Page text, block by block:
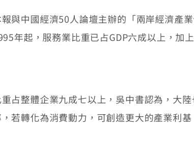
中國經濟50人論壇主辦的「兩岸經濟產
年起，服務業比重已占GDP六成以上，
整體企業九成七以上，吳中書認為，大
若轉化為消費動力，可創造更大的產業利基